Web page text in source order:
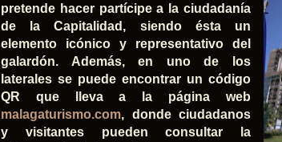
pretende hacer partícipe a la ciudadanía
de la Capitalidad, siendo ésta un
elemento icónico y representativo del
galardón. Además, en uno de los
laterales se puede encontrar un código
QR que lleva a la página web
malagaturismo.com, donde ciudadanos
y visitantes pueden consultar la